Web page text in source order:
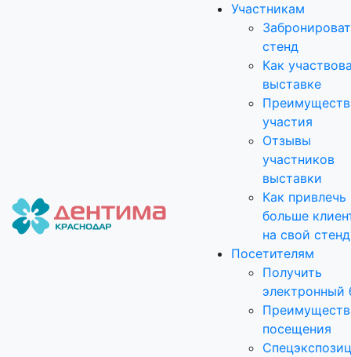
Участникам
стенд
Как
выставке
участия
Отзывы
участников
выставки
Как привлечь
больше
на свой
Посетителям
Получить
электронный
посещения